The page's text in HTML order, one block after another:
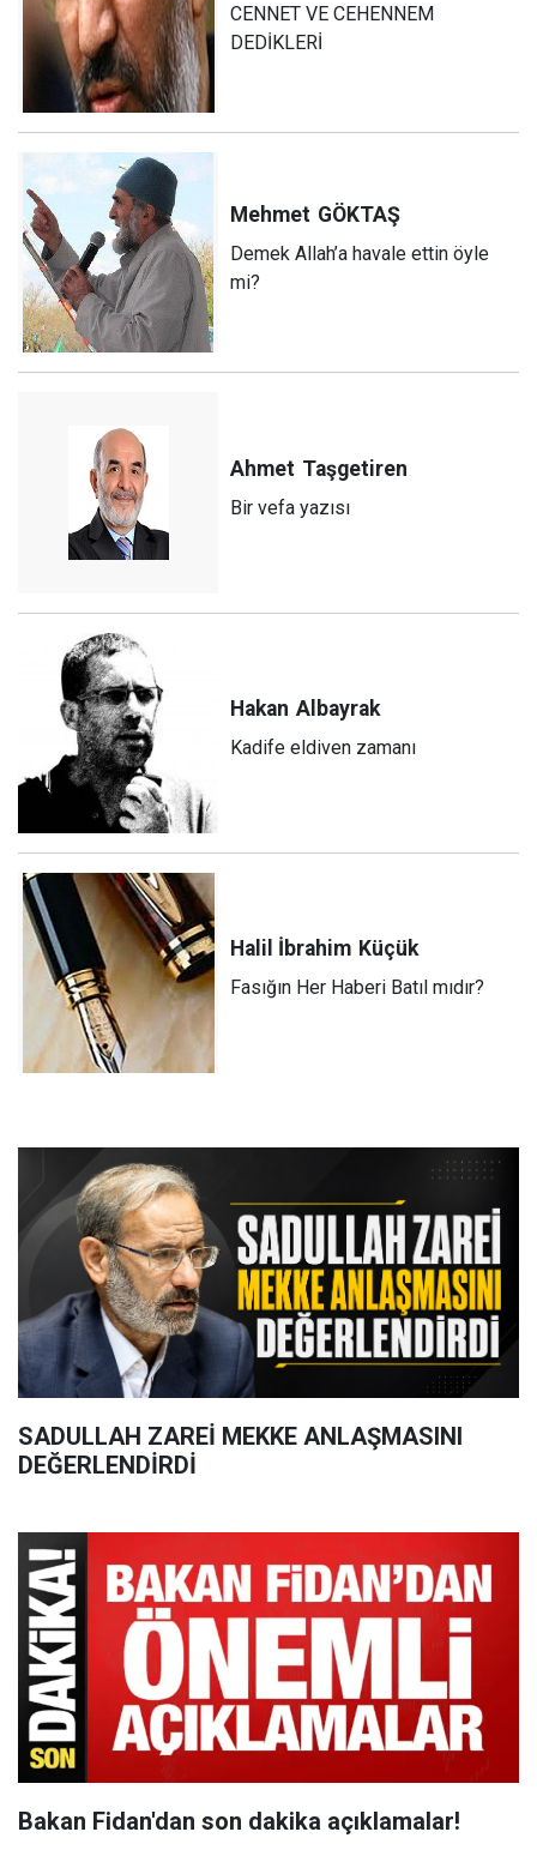
CENNET VE CEHENNEM
DEDİKLERİ
Mehmet GÖKTAŞ
Demek Allah’a havale ettin öyle
mi?
Ahmet Taşgetiren
Bir vefa yazısı
Hakan Albayrak
Kadife eldiven zamanı
Halil İbrahim Küçük
Fasığın Her Haberi Batıl mıdır?
SADULLAH ZAREİ MEKKE ANLAŞMASINI
DEĞERLENDİRDİ
Bakan Fidan'dan son dakika açıklamalar!